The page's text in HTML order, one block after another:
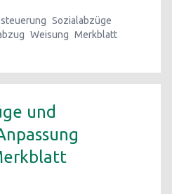
Sozialabzüge
Weisung Merkblatt
und